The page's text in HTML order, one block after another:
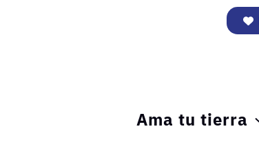
Ama tu tierra